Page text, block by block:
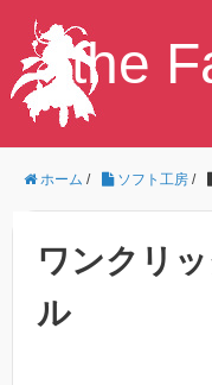
the
ホーム / ソフト工房 /
ワンクリ
ル